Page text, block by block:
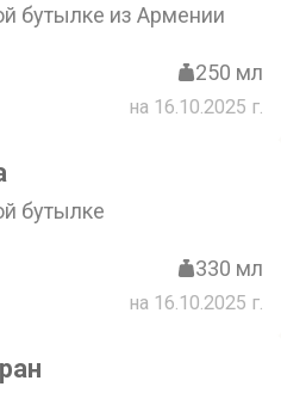
бутылке из Армении
250 мл
на 16.10.2025 г.
бутылке
330 мл
на 16.10.2025 г.